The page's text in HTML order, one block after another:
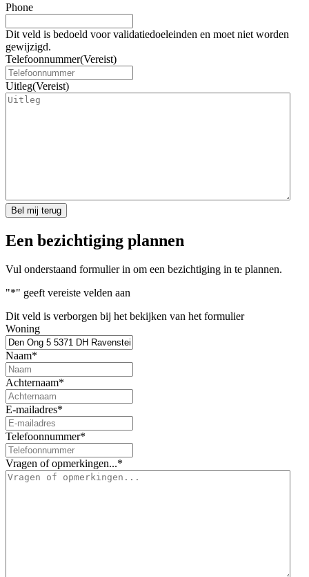
Phone
Dit veld is bedoeld voor validatiedoeleinden en moet niet worden
gewijzigd.
Telefoonnummer(Vereist)
Uitleg(Vereist)
Een bezichtiging plannen​
Vul onderstaand formulier in om een bezichtiging in te plannen.
"*" geeft vereiste velden aan
Dit veld is verborgen bij het bekijken van het formulier
Woning
Naam*
Achternaam*
E-mailadres*
Telefoonnummer*
Vragen of opmerkingen...*